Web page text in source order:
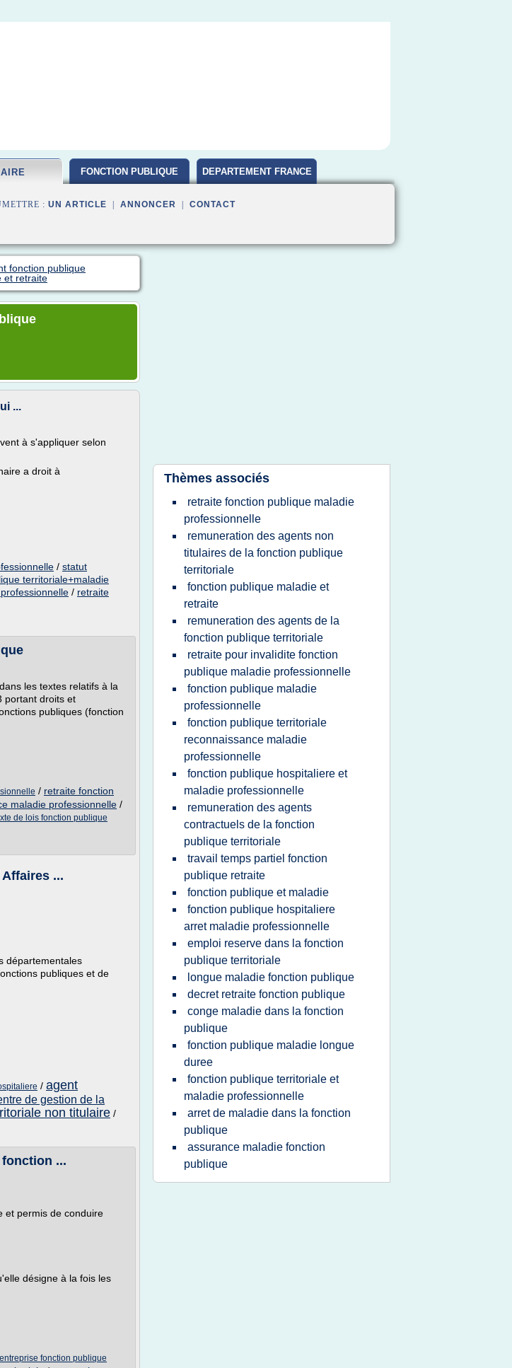
FONCTION PUBLIQUE DEPARTEMENT FRANCE
: UN ARTICLE ANNONCER CONTACT
fonction publique
et retraite
...
à s'appliquer selon
a droit à
/ statut
territoriale+maladie
/ retraite
les textes relatifs à la
portant droits et
publiques (fonction
/ retraite fonction
maladie professionnelle /
de lois fonction publique
...
départementales
publiques et de
/ agent
de gestion de la
non titulaire /
...
et permis de conduire
désigne à la fois les
fonction publique
Thèmes associés
retraite fonction publique maladie
professionnelle
remuneration des agents non
titulaires de la fonction publique
territoriale
fonction publique maladie et
retraite
remuneration des agents de la
fonction publique territoriale
retraite pour invalidite fonction
publique maladie professionnelle
fonction publique maladie
professionnelle
fonction publique territoriale
reconnaissance maladie
professionnelle
fonction publique hospitaliere et
maladie professionnelle
remuneration des agents
contractuels de la fonction
publique territoriale
travail temps partiel fonction
publique retraite
fonction publique et maladie
fonction publique hospitaliere
arret maladie professionnelle
emploi reserve dans la fonction
publique territoriale
longue maladie fonction publique
decret retraite fonction publique
conge maladie dans la fonction
publique
fonction publique maladie longue
duree
fonction publique territoriale et
maladie professionnelle
arret de maladie dans la fonction
publique
assurance maladie fonction
publique